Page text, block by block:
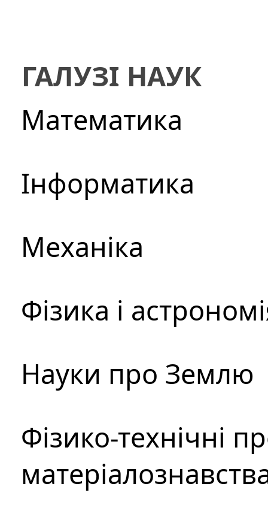
ГАЛУЗІ НАУК
Математика
Інформатика
Механіка
Фізика і
Науки про Землю
Фізико-технічні